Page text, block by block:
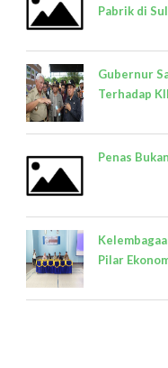
Pabrik di
Gubernur
Terhadap
Penas
Pilar